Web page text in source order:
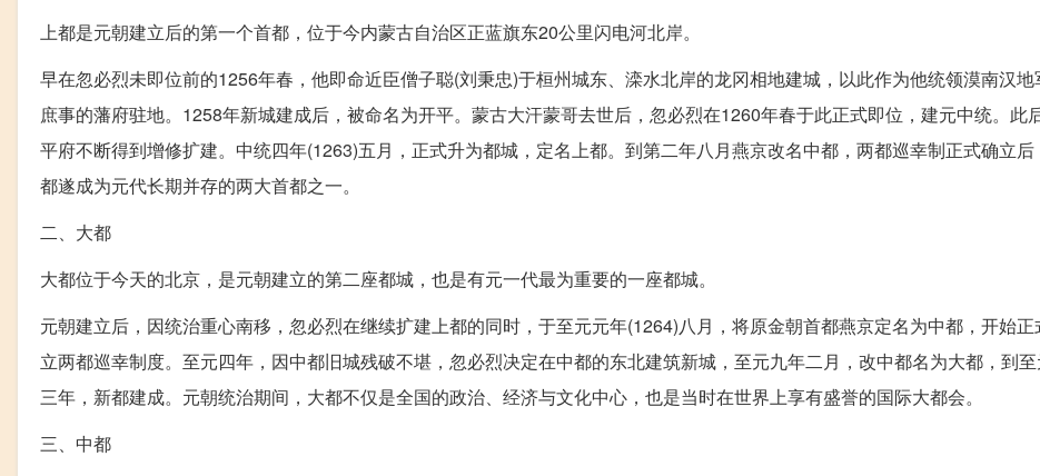
上都是元朝建立后的第一个首都，位于今内蒙古自治区正蓝旗东20公里闪电河北岸。
早在忽必烈未即位前的1256年春，他即命近臣僧子聪(刘秉忠)于桓州城东、滦水北岸的龙冈相地建城，以此作为他统领漠南汉地
庶事的藩府驻地。1258年新城建成后，被命名为开平。蒙古大汗蒙哥去世后，忽必烈在1260年春于此正式即位，建元中统。此
平府不断得到增修扩建。中统四年(1263)五月，正式升为都城，定名上都。到第二年八月燕京改名中都，两都巡幸制正式确立后
都遂成为元代长期并存的两大首都之一。
二、大都
大都位于今天的北京，是元朝建立的第二座都城，也是有元一代最为重要的一座都城。
元朝建立后，因统治重心南移，忽必烈在继续扩建上都的同时，于至元元年(1264)八月，将原金朝首都燕京定名为中都，开始正
立两都巡幸制度。至元四年，因中都旧城残破不堪，忽必烈决定在中都的东北建筑新城，至元九年二月，改中都名为大都，到
三年，新都建成。元朝统治期间，大都不仅是全国的政治、经济与文化中心，也是当时在世界上享有盛誉的国际大都会。
三、中都